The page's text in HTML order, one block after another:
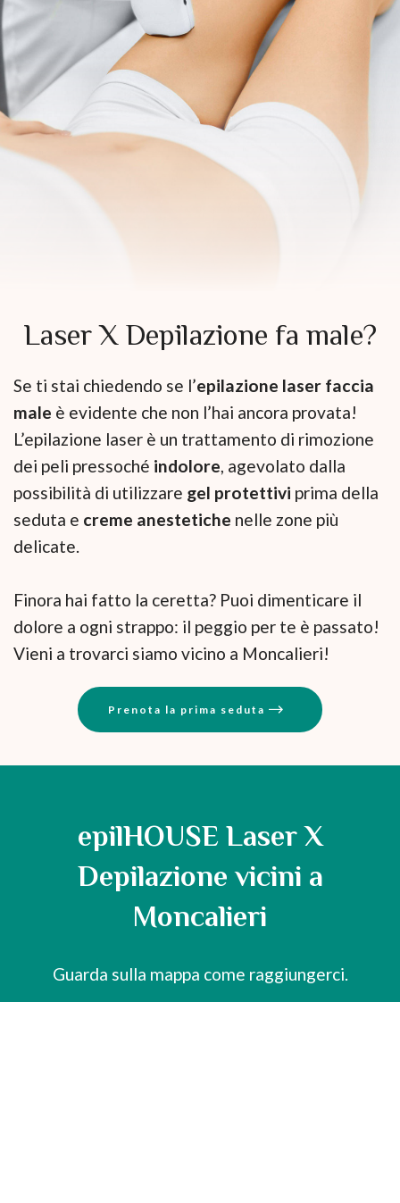
Laser X Depilazione fa male?
Se ti stai chiedendo se l’epilazione laser faccia
male è evidente che non l’hai ancora provata!
L’epilazione laser è un trattamento di rimozione
dei peli pressoché indolore , agevolato dalla
possibilità di utilizzare gel protettivi prima della
seduta e creme anestetiche nelle zone più
delicate.
Finora hai fatto la ceretta? Puoi dimenticare il
dolore a ogni strappo: il peggio per te è passato!
Vieni a trovarci siamo vicino a Moncalieri!
Prenota la prima seduta
epilHOUSE Laser X
Depilazione vicini a
Moncalieri
Guarda sulla mappa come raggiungerci.